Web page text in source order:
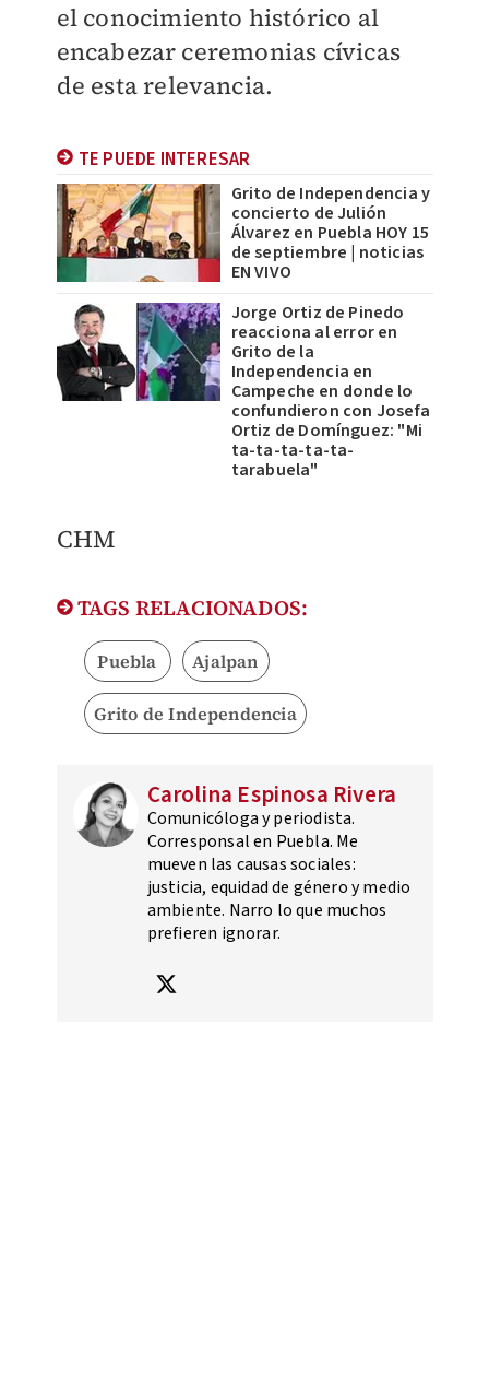
el conocimiento histórico al
encabezar ceremonias cívicas
de esta relevancia.
TE PUEDE INTERESAR
Grito de Independencia y
concierto de Julión
Álvarez en Puebla HOY 15
de septiembre | noticias
EN VIVO
Jorge Ortiz de Pinedo
reacciona al error en
Grito de la
Independencia en
Campeche en donde lo
confundieron con Josefa
Ortiz de Domínguez: "Mi
ta-ta-ta-ta-ta-
tarabuela"
CHM
TAGS RELACIONADOS:
Puebla Ajalpan
Grito de Independencia
Carolina Espinosa Rivera
Comunicóloga y periodista.
Corresponsal en Puebla. Me
mueven las causas sociales:
justicia, equidad de género y medio
ambiente. Narro lo que muchos
prefieren ignorar.